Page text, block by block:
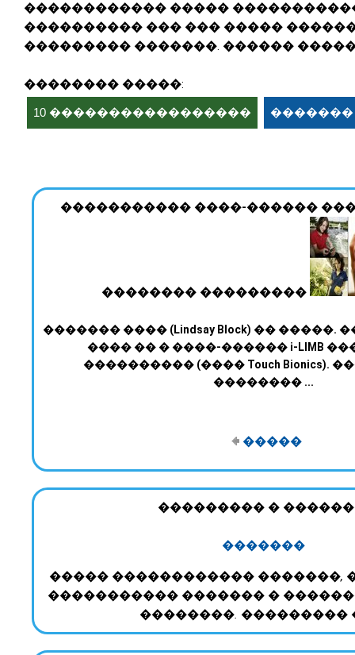
������������ �����
���������� ��� ��� �����
��������� �������. ������
�������� �����:
10 ����������������� �������
����������� ����-������
�������� ���������
������� ���� (Lindsay Block) ��
���� �� � ����-������ i-LIMB
���������� (���� Touch Bionics).
�������� ...
�����
��������� �
�������
����� ������������ �������,
����������� ������� �
��������. ���������